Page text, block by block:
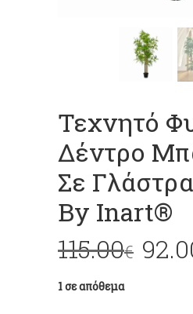
Τεχνητό
Δέντρο
Σε
By Inart®
115.00€
1 σε απόθεμα